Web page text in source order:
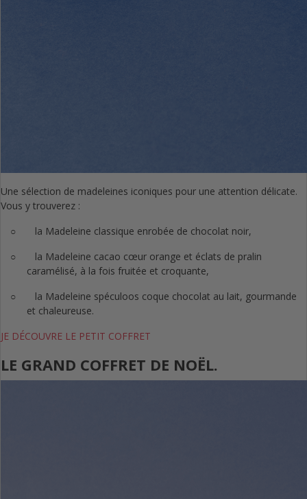
Une sélection de madeleines iconiques pour une attention délicate.
Vous y trouverez :
○ la Madeleine classique enrobée de chocolat noir,
○ la Madeleine cacao cœur orange et éclats de pralin
caramélisé, à la fois fruitée et croquante,
○ la Madeleine spéculoos coque chocolat au lait, gourmande
et chaleureuse.
JE DÉCOUVRE LE PETIT COFFRET
LE GRAND COFFRET DE NOËL.